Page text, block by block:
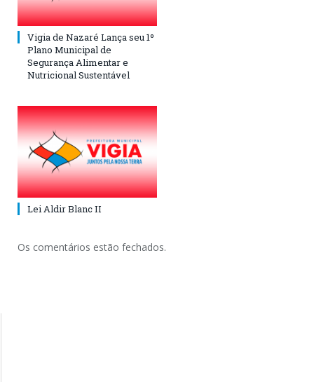
Vigia de Nazaré Lança seu 1º
Plano Municipal de
Segurança Alimentar e
Nutricional Sustentável
Lei Aldir Blanc II
Os comentários estão fechados.